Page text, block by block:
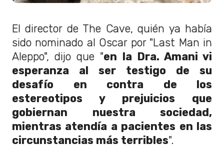
El director de The Cave, quién ya había
sido nominado al Oscar por "Last Man in
Aleppo", dijo que "en la Dra. Amani vi
esperanza al ser testigo de su
desafío en contra de los
estereotipos y prejuicios que
gobiernan nuestra sociedad,
mientras atendía a pacientes en las
circunstancias más terribles".